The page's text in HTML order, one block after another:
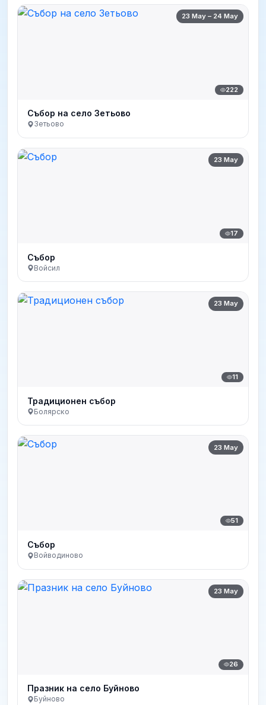
23 May – 24 May
222
Събор на село Зетьово
Зетьово
23 May
17
Събор
Войсил
23 May
11
Традиционен събор
Болярско
23 May
51
Събор
Войводиново
23 May
26
Празник на село Буйново
Буйново